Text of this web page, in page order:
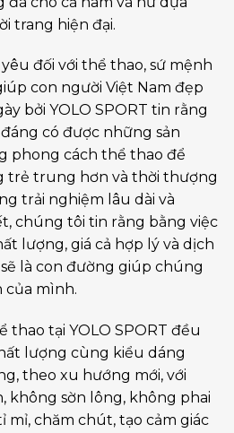
trang hiện đại.
đối với thể thao, sứ mệnh
con người Việt Nam đẹp
bởi YOLO SPORT tin rằng
có được những sản
phong cách thể thao để
trẻ trung hơn và thời thượng
trải nghiệm lâu dài và
chúng tôi tin rằng bằng việc
lượng, giá cả hợp lý và dịch
là con đường giúp chúng
của mình.
thao tại YOLO SPORT đều
lượng cùng kiểu dáng
theo xu hướng mới, với
không sờn lông, không phai
mỉ, chăm chút, tạo cảm giác